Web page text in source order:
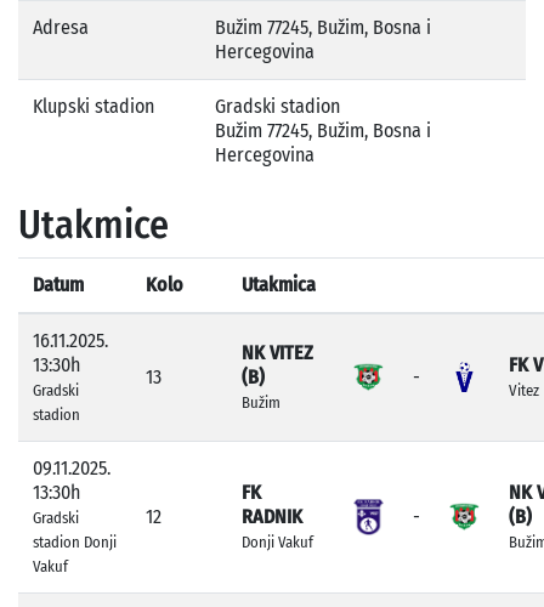
Adresa
Bužim 77245, Bužim, Bosna i
Hercegovina
Klupski stadion
Gradski stadion
Bužim 77245, Bužim, Bosna i
Hercegovina
Utakmice
Datum Kolo Utakmica
16.11.2025.
13:30h
Gradski
stadion
13
NK VITEZ
(B)
Bužim
-
FK
Vitez
09.11.2025.
13:30h
Gradski
stadion Donji
Vakuf
12
FK
RADNIK
Donji Vakuf
-
NK
(B)